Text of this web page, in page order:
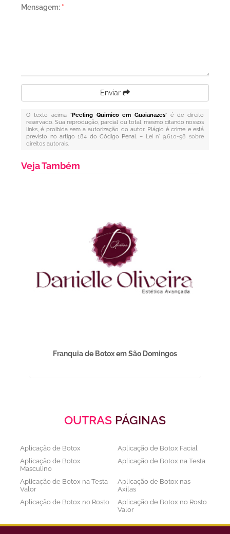
Mensagem: *
Enviar
O texto acima "Peeling Quimico em Guaianazes" é de direito
reservado. Sua reprodução, parcial ou total, mesmo citando nossos
links, é proibida sem a autorização do autor. Plágio é crime e está
previsto no artigo 184 do Código Penal. – Lei n° 9.610-98 sobre
direitos autorais.
Veja Também
Franquia de Botox em São Domingos
OUTRAS PÁGINAS
Aplicação de Botox
Aplicação de Botox Facial
Aplicação de Botox
Masculino
Aplicação de Botox na Testa
Aplicação de Botox na Testa
Valor
Aplicação de Botox nas
Axilas
Aplicação de Botox no Rosto
Aplicação de Botox no Rosto
Valor
Aplicação de Botox nos
Aplicação de Botox Preço